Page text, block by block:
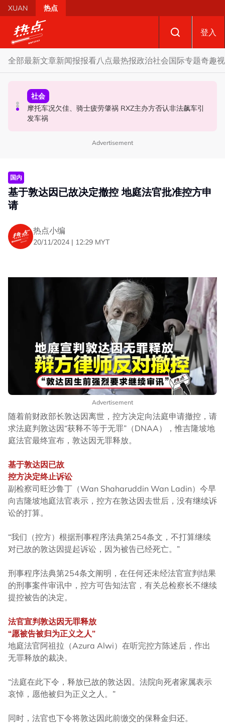
Skip to main content
XUAN 热点
登入
全部最新文章新闻报报看八点最热报政治社会国际专题奇趣
财经
SST成华商远离希盟因素？ 阿末马斯兰：华裔商家更倾向
GST机制
社会
摩托车况欠佳、骑士疲劳肇祸 RXZ主办方否认非法飙车引
发车祸
政治
柔森州选合作奏效 阿末马斯兰吁国阵国盟携手迎战甲州选
Advertisement
国内
基于敦达因已故决定撤控 地庭法官批准控方申
请
热点小编
20/11/2024 | 12:29 MYT
Advertisement
随着前财政部长敦达因离世，控方决定向法庭申请撤控，请
求法庭判敦达因“获释不等于无罪”（DNAA），惟吉隆坡地
庭法官最终宣布，敦达因无罪释放。
基于敦达因已故
控方决定终止诉讼
副检察司旺沙鲁丁（Wan Shaharuddin Wan Ladin）今早
向吉隆坡地庭法官表示，控方在敦达因去世后，没有继续诉
讼的打算。
“我们（控方）根据刑事程序法典第254条文，不打算继续
对已故的敦达因提起诉讼，因为被告已经死亡。”
刑事程序法典第254条文阐明，在任何还未经法官宣判结果
的刑事案件审讯中，控方可告知法官，有关总检察长不继续
提控被告的决定。
法官宣判敦达因无罪释放
“愿被告被归为正义之人”
地庭法官阿祖拉（Azura Alwi）在听完控方陈述后，作出
无罪释放的裁决。
“法庭在此下令，释放已故的敦达因。法院向死者家属表示
哀悼，愿他被归为正义之人。”
同时，法官也下令将敦达因此前缴交的保释金归还。